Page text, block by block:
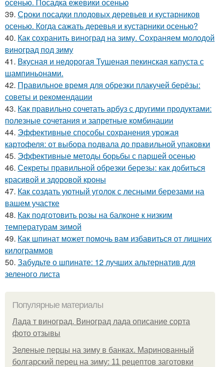
39. Сроки посадки плодовых деревьев и кустарников
осенью. Когда сажать деревья и кустарники осенью?
40. Как сохранить виноград на зиму. Сохраняем молодой
виноград под зиму
41. Вкусная и недорогая Тушеная пекинская капуста с
шампиньонами.
42. Правильное время для обрезки плакучей берёзы:
советы и рекомендации
43. Как правильно сочетать арбуз с другими продуктами:
полезные сочетания и запретные комбинации
44. Эффективные способы сохранения урожая
картофеля: от выбора подвала до правильной упаковки
45. Эффективные методы борьбы с паршей осенью
46. Секреты правильной обрезки березы: как добиться
красивой и здоровой кроны
47. Как создать уютный уголок с лесными березами на
вашем участке
48. Как подготовить розы на балконе к низким
температурам зимой
49. Как шпинат может помочь вам избавиться от лишних
килограммов
50. Забудьте о шпинате: 12 лучших альтернатив для
зеленого листа
Популярные материалы
Лада т виноград. Виноград лада описание сорта
фото отзывы
Зеленые перцы на зиму в банках. Маринованный
болгарский перец на зиму: 11 рецептов заготовки